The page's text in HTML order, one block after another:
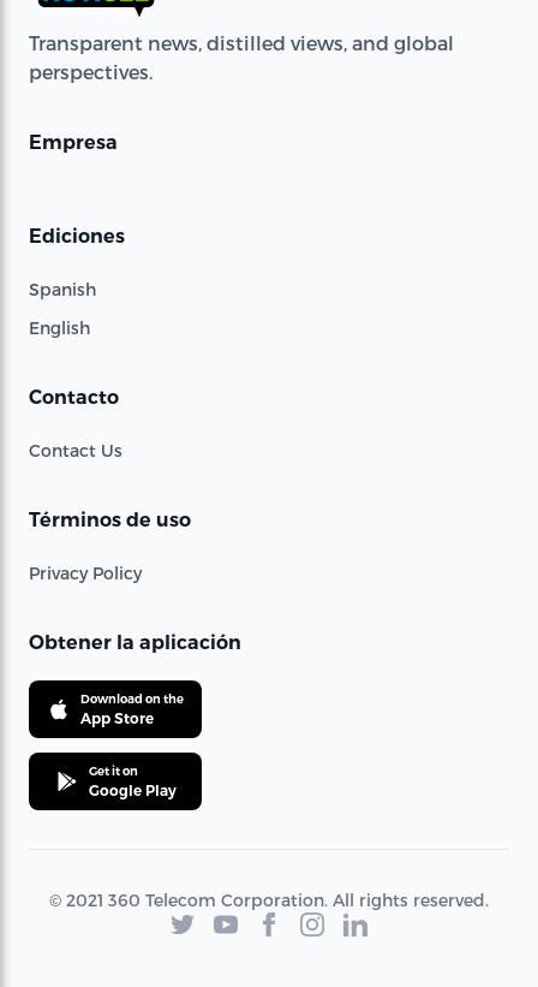
Transparent news, distilled views, and global
perspectives.
Empresa
Ediciones
Spanish
English
Contacto
Contact Us
Términos de uso
Privacy Policy
Obtener la aplicación
Download on the
App Store
Get it on
Google Play
© 2021 360 Telecom Corporation. All rights reserved.